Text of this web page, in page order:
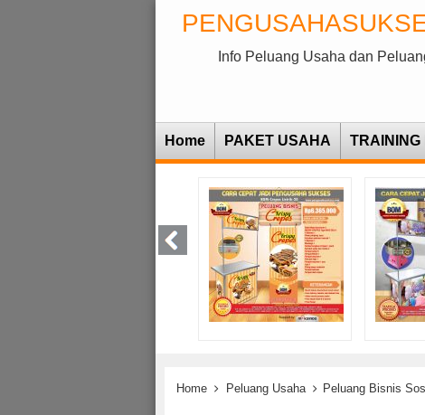
Info Peluang Usaha dan
Home PAKET USAHA TRAINING
Home Peluang Usaha Peluang Bisnis